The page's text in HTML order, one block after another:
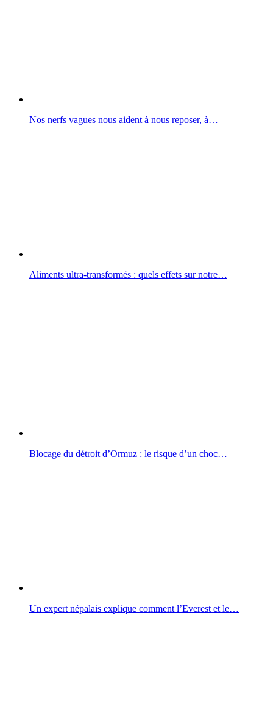
Nos nerfs vagues nous aident à nous reposer, à…
Aliments ultra-transformés : quels effets sur notre…
Blocage du détroit d’Ormuz : le risque d’un choc…
Un expert népalais explique comment l’Everest et le…